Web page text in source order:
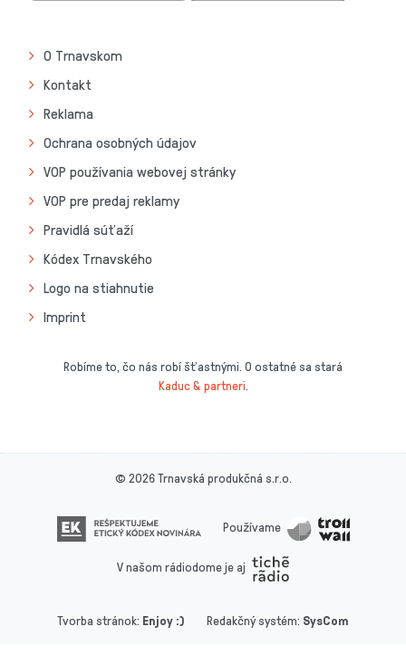
O Trnavskom
Kontakt
Reklama
Ochrana osobných údajov
VOP používania webovej stránky
VOP pre predaj reklamy
Pravidlá súťaží
Kódex Trnavského
Logo na stiahnutie
Imprint
Robíme to, čo nás robí šťastnými. O ostatné sa stará
Kaduc & partneri.
© 2026 Trnavská produkčná s.r.o.
Používame
V našom rádiodome je aj
Tvorba stránok: Enjoy :) Redakčný systém: SysCom